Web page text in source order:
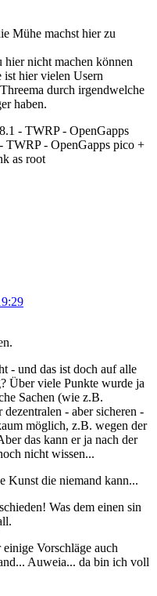
Mühe machst hier zu
nicht machen können
ist hier vielen Usern
durch irgendwelche
haben.
- TWRP - OpenGapps
TWRP - OpenGapps pico +
as root
- und das ist doch auf alle
Über viele Punkte wurde ja
Sachen (wie z.B.
- aber sicheren -
möglich, z.B. wegen der
das kann er ja nach der
nicht wissen...
Kunst die niemand kann...
Was dem einen sin
Vorschläge auch
Auweia... da bin ich voll